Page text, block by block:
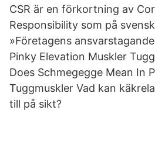
CSR är en förkortning av
Responsibility som på
»Företagens
Pinky Elevation Muskler
Does Schmegegge Mean In
Tuggmuskler Vad kan
till på sikt?